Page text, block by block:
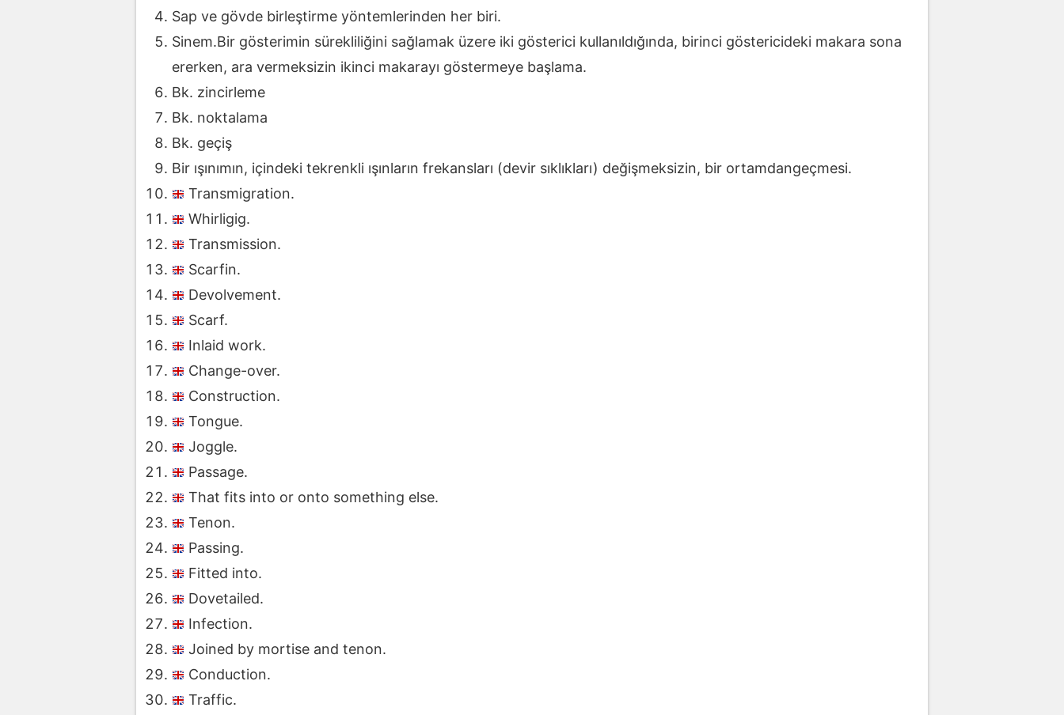
Sap ve gövde birleştirme yöntemlerinden her biri.
Sinem.Bir gösterimin sürekliliğini sağlamak üzere iki gösterici kullanıldığında, birinci göstericideki makara sona
ererken, ara vermeksizin ikinci makarayı göstermeye başlama.
Bk. zincirleme
Bk. noktalama
Bk. geçiş
Bir ışınımın, içindeki tekrenkli ışınların frekansları (devir sıklıkları) değişmeksizin, bir ortamdangeçmesi.
Transmigration.
Whirligig.
Transmission.
Scarfin.
Devolvement.
Scarf.
Inlaid work.
Change-over.
Construction.
Tongue.
Joggle.
Passage.
That fits into or onto something else.
Tenon.
Passing.
Fitted into.
Dovetailed.
Infection.
Joined by mortise and tenon.
Conduction.
Traffic.